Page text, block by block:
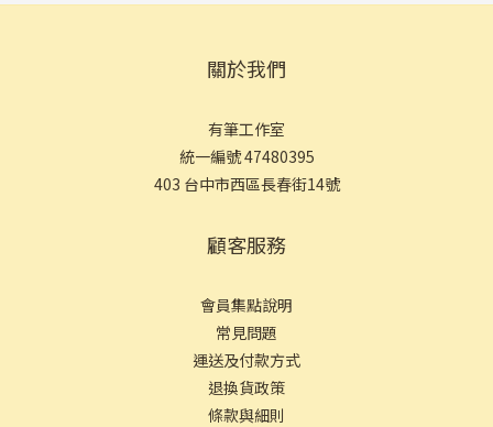
關於我們
有筆工作室
統一編號 47480395
403 台中市西區長春街14號
顧客服務
會員集點說明
常見問題
運送及付款方式
退換貨政策
條款與細則